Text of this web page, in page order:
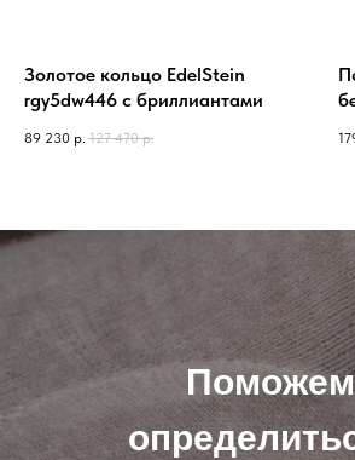
Золотое кольцо EdelStein
rgy5dw446 с бриллиантами
89 230 р. 127 470 р.
Поможем